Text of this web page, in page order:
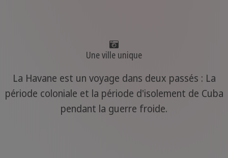
Une ville unique
La Havane est un voyage dans deux passés : La
période coloniale et la période d'isolement de Cuba
pendant la guerre froide.